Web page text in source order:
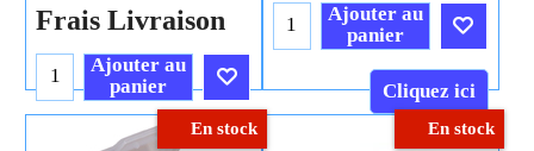
Frais Livraison
Ajouter au
panier
Cliquez ici
Ajouter au
panier
Cliquez ici
En stock En stock